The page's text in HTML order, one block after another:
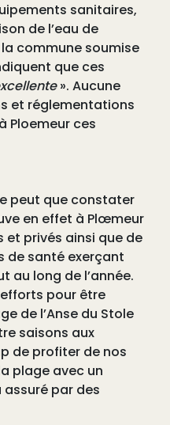
sanitaires,
de l’eau de
commune soumise
que ces
». Aucune
et réglementations
Ploemeur ces
peut que constater
en effet à Plœmeur
privés ainsi que de
de santé exerçant
au long de l’année.
pour être
de l’Anse du Stole
saisons aux
de profiter de nos
plage avec un
assuré par des